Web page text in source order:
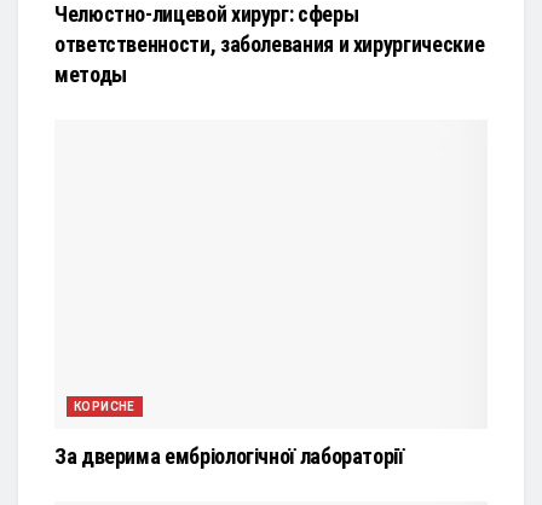
Челюстно-лицевой хирург: сферы
ответственности, заболевания и хирургические
методы
КОРИСНЕ
За дверима ембріологічної лабораторії